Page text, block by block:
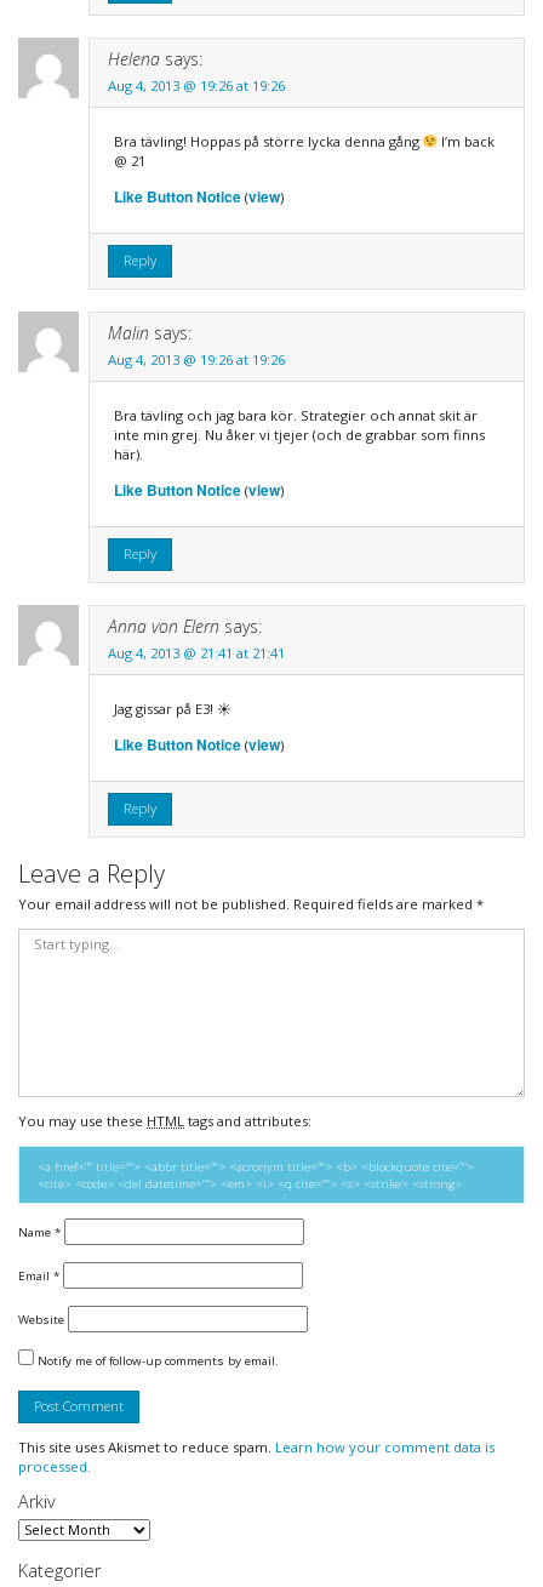
Helena says:
Aug 4, 2013 @ 19:26 at 19:26
Bra tävling! Hoppas på större lycka denna gång
I’m back
@ 21
Like Button Notice(view)
Reply
Malin says:
Aug 4, 2013 @ 19:26 at 19:26
Bra tävling och jag bara kör. Strategier och annat skit är
inte min grej. Nu åker vi tjejer (och de grabbar som finns
här).
Like Button Notice(view)
Reply
Anna von Elern says:
Aug 4, 2013 @ 21:41 at 21:41
Jag gissar på E3! ☀
Like Button Notice(view)
Reply
Leave a Reply
Your email address will not be published. Required fields are marked *
You may use these HTML tags and attributes:
<a href="" title=""> <abbr title=""> <acronym title=""> <b> <blockquote cite="">
<cite> <code> <del datetime=""> <em> <i> <q cite=""> <s> <strike> <strong>
Name *
Email *
Website
Notify me of follow-up comments by email.
This site uses Akismet to reduce spam. Learn how your comment data is
processed.
Arkiv
Arkiv
Kategorier